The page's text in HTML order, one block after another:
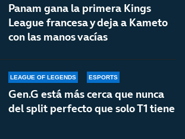
Panam gana la primera Kings
League francesa y deja a Kameto
con las manos vacías
LEAGUE OF LEGENDS ESPORTS
Gen.G está más cerca que nunca
del split perfecto que solo T1 tiene